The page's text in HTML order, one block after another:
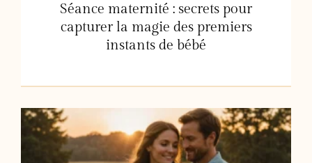
Séance maternité : secrets pour
capturer la magie des premiers
instants de bébé